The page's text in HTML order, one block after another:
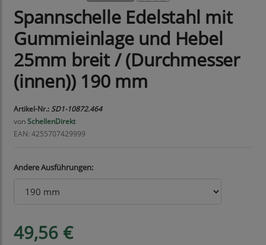
Spannschelle Edelstahl mit
Gummieinlage und Hebel
25mm breit / (Durchmesser
(innen)) 190 mm
Artikel-Nr.: SD1-10872.464
vonSchellenDirekt
EAN: 4255707429999
Andere Ausführungen:
49,56 €